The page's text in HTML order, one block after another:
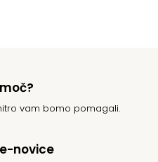
vam bomo pomagali.
novice